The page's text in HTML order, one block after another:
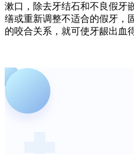
漱口，除去牙结石和不良假牙
缮或重新调整不适合的假牙，
的咬合关系，就可使牙龈出血